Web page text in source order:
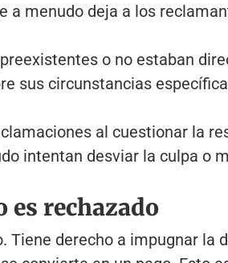
a menudo deja a los
o no estaban
sus circunstancias
al cuestionar la
intentan desviar la culpa o
es rechazado
derecho a impugnar la